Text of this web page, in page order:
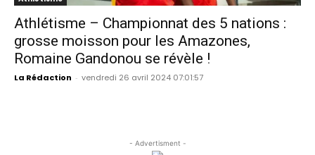
Athlétisme – Championnat des 5 nations :
grosse moisson pour les Amazones,
Romaine Gandonou se révèle !
La Rédaction - vendredi 26 avril 2024 07:01:57
- Advertisment -